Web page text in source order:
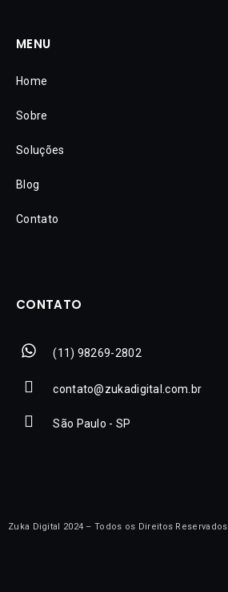
MENU
Home
Sobre
Soluções
Blog
Contato
CONTATO
(11) 98269-2802
contato@zukadigital.com.br
São Paulo - SP
Zuka Digital 2024 – Todos os Direitos Reservados​